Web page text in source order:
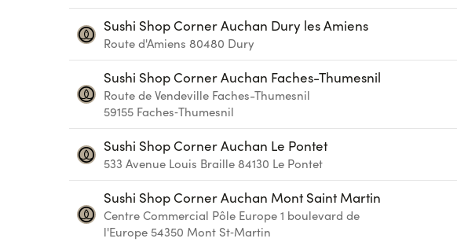
Sushi Shop Corner Auchan Dury les Amiens
Route d'Amiens 80480 Dury
Sushi Shop Corner Auchan Faches-Thumesnil
Route de Vendeville Faches-Thumesnil
59155 Faches‑Thumesnil
Sushi Shop Corner Auchan Le Pontet
533 Avenue Louis Braille 84130 Le Pontet
Sushi Shop Corner Auchan Mont Saint Martin
Centre Commercial Pôle Europe 1 boulevard de
l'Europe 54350 Mont St‑Martin